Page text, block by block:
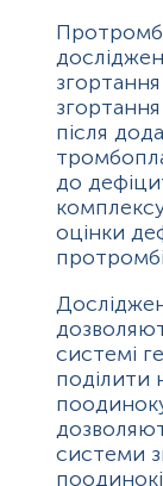
після
до
оцінки
системі
поділити
системи